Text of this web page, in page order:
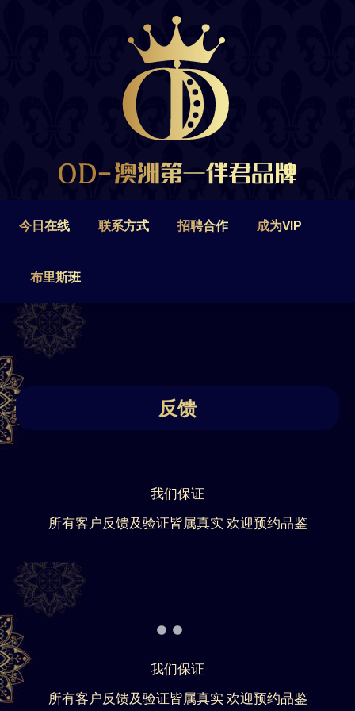
今日在线 联系方式 招聘合作 成为VIP
布里斯班
反馈
我们保证
所有客户反馈及验证皆属真实 欢迎预约品鉴
我们保证
所有客户反馈及验证皆属真实 欢迎预约品鉴
联系方式 招聘合作
布里斯班